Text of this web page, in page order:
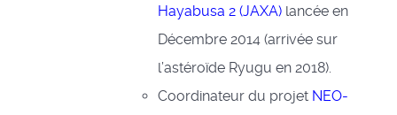
Hayabusa 2 (JAXA)lancée en
Décembre 2014 (arrivée sur
l’astéroïde Ryugu en 2018).
Coordinateur du projet NEO-